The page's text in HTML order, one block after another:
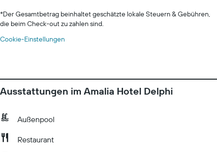
*Der Gesamtbetrag beinhaltet geschätzte lokale Steuern & Gebühren,
die beim Check-out zu zahlen sind.
Cookie-Einstellungen
Ausstattungen im Amalia Hotel Delphi
Außenpool
Restaurant